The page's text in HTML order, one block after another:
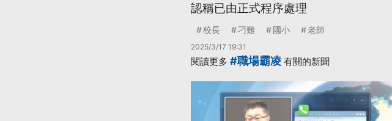
認稱已由正式程序處理
校長 刁難 國小 老師
2025/3/17 19:31
閱讀更多 #職場霸凌 有關的新聞